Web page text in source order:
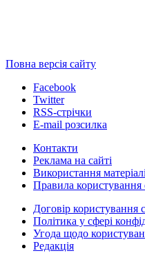
Повна версія сайту
Facebook
Twitter
RSS-стрічки
E-mail розсилка
Контакти
Реклама на сайті
Використання
Правила користування
Договір користування
Політика у сфері
Угода щодо
Редакція